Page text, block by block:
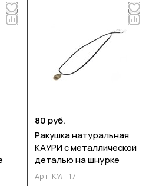
80 руб.
Ракушка натуральная
КАУРИ с металлической
деталью на шнурке
Арт. КУЛ-17